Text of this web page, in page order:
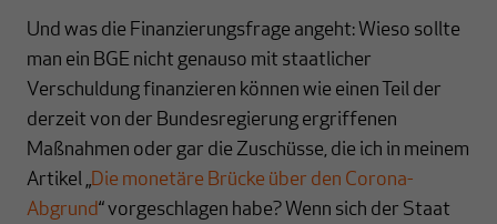
Und was die Finanzierungsfrage angeht: Wieso sollte
man ein BGE nicht genauso mit staatlicher
Verschuldung finanzieren können wie einen Teil der
derzeit von der Bundesregierung ergriffenen
Maßnahmen oder gar die Zuschüsse, die ich in meinem
Artikel „Die monetäre Brücke über den Corona-
Abgrund“ vorgeschlagen habe? Wenn sich der Staat